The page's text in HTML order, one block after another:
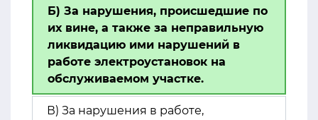
Б) За нарушения, происшедшие по
их вине, а также за неправильную
ликвидацию ими нарушений в
работе электроустановок на
обслуживаемом участке.
В) За нарушения в работе,